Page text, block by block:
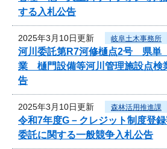
する入札公告
2025年3月10日更新 岐阜土木事務所
河川委託第R7河修樋点2号 県単
業 樋門設備等河川管理施設点検
告
2025年3月10日更新 森林活用推進課
令和7年度G－クレジット制度登
委託に関する一般競争入札公告